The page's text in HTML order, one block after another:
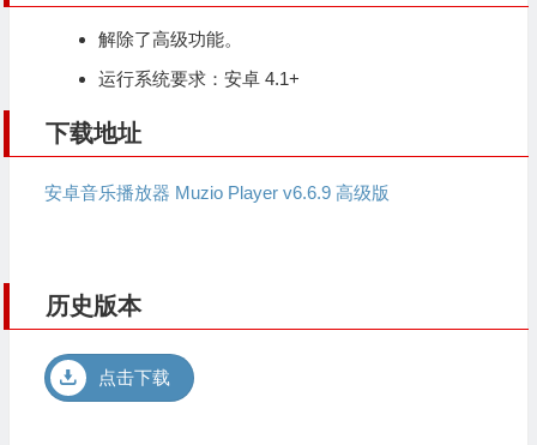
解除了高级功能。
运行系统要求：安卓 4.1+
下载地址
安卓音乐播放器 Muzio Player v6.6.9 高级版
历史版本
点击下载